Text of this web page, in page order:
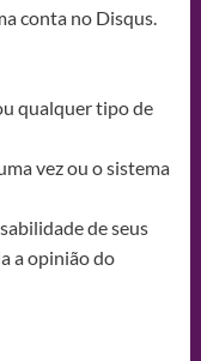
conta no Disqus.
qualquer tipo de
vez ou o sistema
de seus
a opinião do